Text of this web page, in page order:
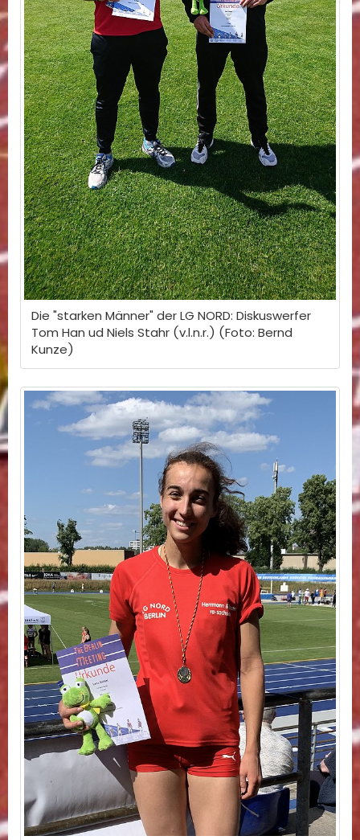
Die "starken Männer" der LG NORD: Diskuswerfer
Tom Han ud Niels Stahr (v.l.n.r.) (Foto: Bernd
Kunze)